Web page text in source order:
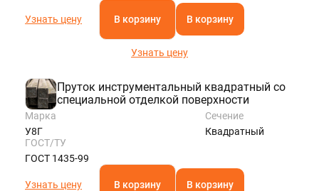
Узнать цену В корзину В корзину
Узнать цену
Пруток инструментальный квадратный со
специальной отделкой поверхности
Марка
У8Г
Сечение
Квадратный
ГОСТ/ТУ
ГОСТ 1435-99
Узнать цену В корзину В корзину